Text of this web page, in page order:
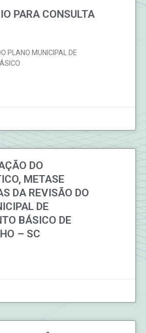
PARA CONSULTA
PLANO MUNICIPAL DE
DO
METASE
DA REVISÃO DO
DE
BÁSICO DE
– SC